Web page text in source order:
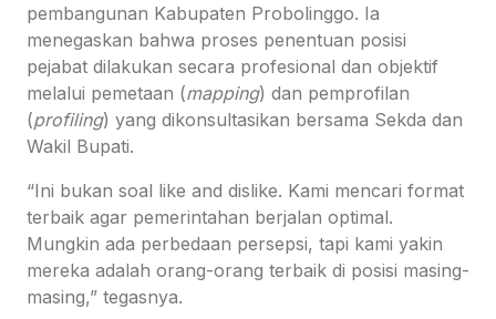
pembangunan Kabupaten Probolinggo. Ia
menegaskan bahwa proses penentuan posisi
pejabat dilakukan secara profesional dan objektif
melalui pemetaan (mapping) dan pemprofilan
(profiling) yang dikonsultasikan bersama Sekda dan
Wakil Bupati.
“Ini bukan soal like and dislike. Kami mencari format
terbaik agar pemerintahan berjalan optimal.
Mungkin ada perbedaan persepsi, tapi kami yakin
mereka adalah orang-orang terbaik di posisi masing-
masing,” tegasnya.